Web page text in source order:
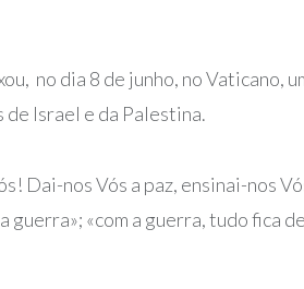
no dia 8 de junho, no
Israel e da Palestina.
Dai-nos Vós a paz, ensinai-nos
guerra»; «com a guerra, tudo fica